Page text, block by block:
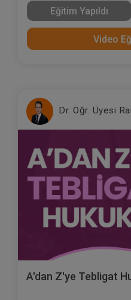
Eğitim Yapıldı
Video
Dr. Öğr. Üyesi
A'dan Z'ye Tebligat